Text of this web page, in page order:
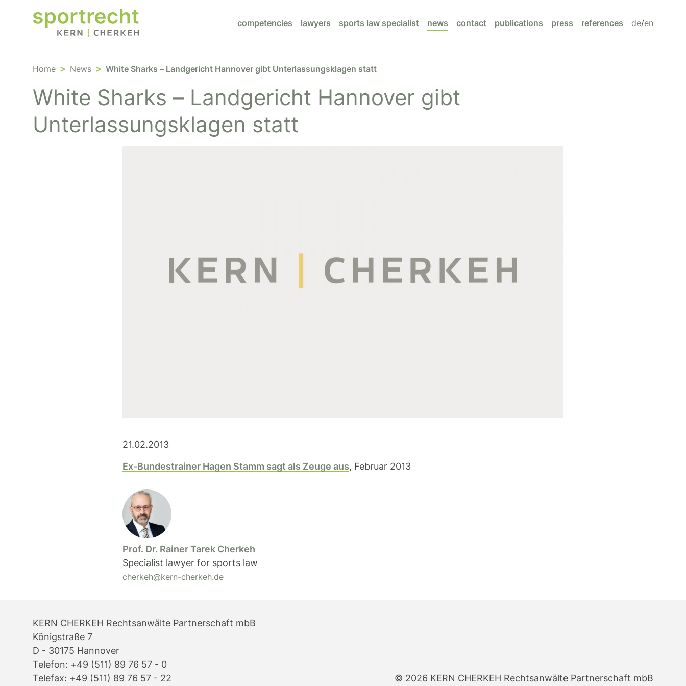
competencies lawyers sports law specialist news contact publications press references de/en
Home News White Sharks – Landgericht Hannover gibt Unterlassungsklagen statt
White Sharks – Landgericht Hannover gibt
Unterlassungsklagen statt
21.02.2013
Ex-Bundestrainer Hagen Stamm sagt als Zeuge aus, Februar 2013
Prof. Dr. Rainer Tarek Cherkeh
Specialist lawyer for sports law
cherkeh@kern-cherkeh.de
KERN CHERKEH Rechtsanwälte Partnerschaft mbB
Königstraße 7
D - 30175 Hannover
Telefon: +49 (511) 89 76 57 - 0
Telefax: +49 (511) 89 76 57 - 22
© 2026 KERN CHERKEH Rechtsanwälte Partnerschaft mbB